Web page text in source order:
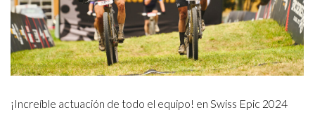
¡Increíble actuación de todo el equipo! en Swiss Epic 2024